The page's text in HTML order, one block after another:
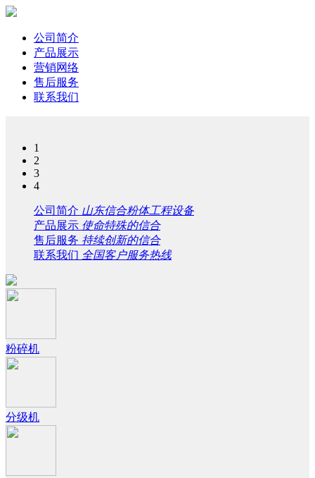
公司简介
产品展示
营销网络
售后服务
联系我们
1
2
3
4
公司简介 山东信合粉体工程设备
产品展示 使命特殊的信合
售后服务 持续创新的信合
联系我们 全国客户服务热线
粉碎机
分级机